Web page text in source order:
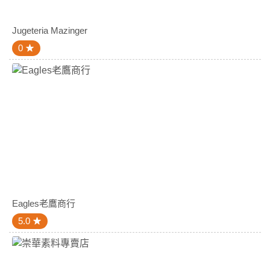
Jugeteria Mazinger
0
Eagles老鷹商行
5.0